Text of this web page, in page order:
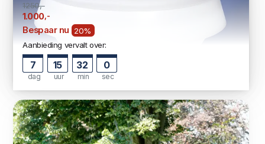
1250,-
1.000 ,-
Bespaar nu
20%
Aanbieding vervalt over:
7
dag
15
uur
31
min
59
sec